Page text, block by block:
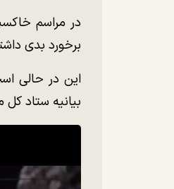
در مراسم
برخورد بدی
این در حالی
بیانیه ستاد